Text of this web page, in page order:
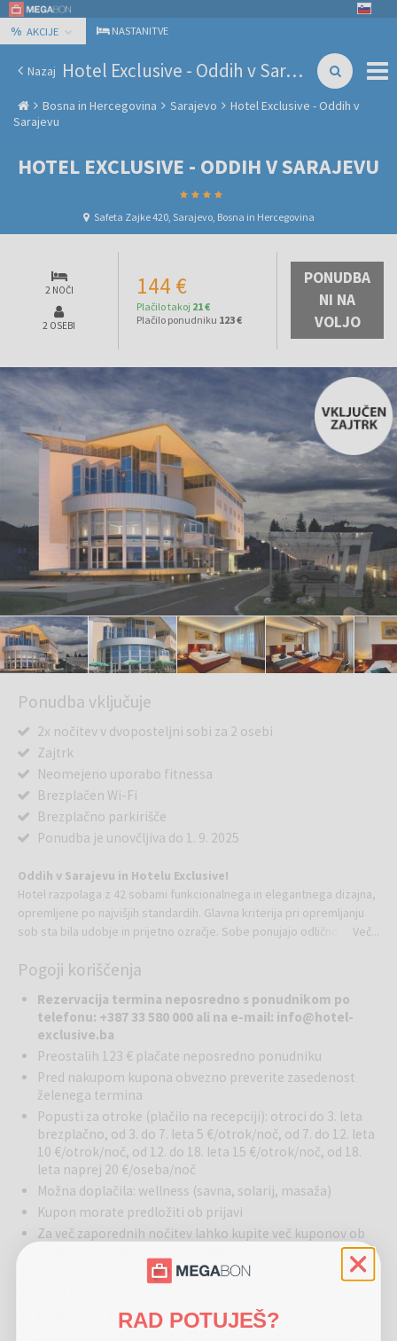
% AKCIJE NASTANITVE
Nazaj Hotel Exclusive - Oddih v Sarajevu
Bosna in Hercegovina Sarajevo
Hotel Exclusive - Oddih v
Sarajevu
HOTEL EXCLUSIVE - ODDIH V SARAJEVU
Safeta Zajke 420, Sarajevo, Bosna in Hercegovina
2 NOČI
2 OSEBI
144 €
Plačilo takoj 21 €
Plačilo ponudniku 123 €
PONUDBA
NI NA
VOLJO
Ponudba vključuje
2x nočitev v dvoposteljni sobi za 2 osebi
Zajtrk
Neomejeno uporabo fitnessa
Brezplačen Wi-Fi
Brezplačno parkirišče
Ponudba je unovčljiva do 1. 9. 2025
Oddih v Sarajevu in Hotelu Exclusive!
Hotel razpolaga z 42 sobami funkcionalnega in elegantnega dizajna,
opremljene po najvišjih standardih. Glavna kriterija pri opremljanju
sob sta bila udobje in prijetno ozračje. Sobe ponujajo odlično
TV, mini barom, moderno kopalnico in mini sefom. Če se v Sarajevo
pokritem parkirišču hotela.
V restavraciji Hotela Exclusivevam bo vrhunska ekipa pozorno
izbrala in predlagala eno od najboljših specialitet, s katerimi se
ponaša njihova kuhinja.
Kakovost na vseh področjih – tako bi najbolje označili usluge tega
odličnega hotela v gostoljubnem Sarajevu, prestolnici kulture z
edinstveno atmosfero, ki je ujeta med preteklostjo in sedanjostjo,
in slavi prihodnost in življenje.
Več...
Pogoji koriščenja
Rezervacija termina neposredno s ponudnikom po
telefonu: +387 33 580 000 ali na e-mail: info@hotel-
exclusive.ba
Preostalih 123 € plačate neposredno ponudniku
Pred nakupom kupona obvezno preverite zasedenost
želenega termina
Popusti za otroke (plačilo na recepciji): otroci do 3. leta
brezplačno, od 3. do 7. leta 5 €/otrok/noč, od 7. do 12. leta
10 €/otrok/noč, od 12. do 18. leta 15 €/otrok/noč, od 18.
leta naprej 20 €/oseba/noč
Možna doplačila: wellness (savna, solarij, masaža)
Kupon morate predložiti ob prijavi
Za več zaporednih nočitev lahko kupite več kuponov ob
Kuponi so nevračljivi
Prijava od 14. ure, odjava do 10. ure
RAD POTUJEŠ?